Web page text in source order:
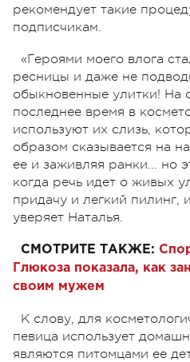
рекомендует такие
подписчикам.
«Героями моего влога
ресницы и даже не
обыкновенные улитки! На
последнее время в
используют их слизь,
образом сказывается на
ее и заживляя ранки... но
когда речь идет о живых
придачу и легкий пилинг,
уверяет Наталья.
СМОТРИТЕ ТАКЖЕ:
Глюкоза показала, как
своим мужем
К слову, для
певица использует
являются питомцами ее